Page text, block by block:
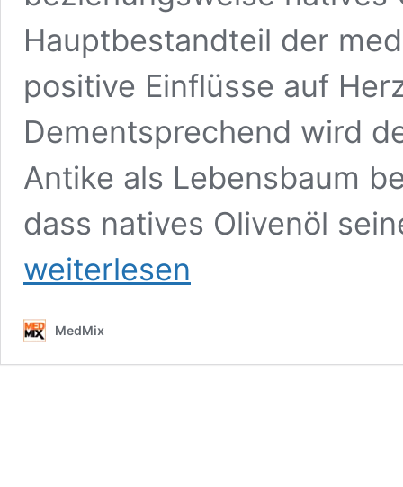
Hauptbestandteil der
positive Einflüsse auf
Dementsprechend wird
Antike als Lebensbaum
dass natives Olivenöl
weiterlesen
MedMix